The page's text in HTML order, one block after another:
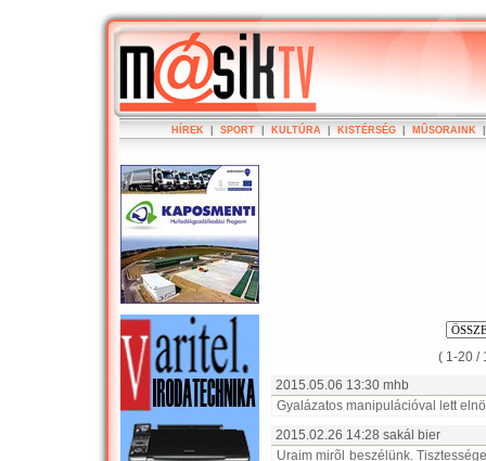
HÍREK SPORT KULTÚRA KISTÉRSÉG MÛSORAINK
( 1-20 /
2015.05.06 13:30 mhb
Gyalázatos manipulációval lett
2015.02.26 14:28 sakál bier
Uraim mirõl beszélünk.